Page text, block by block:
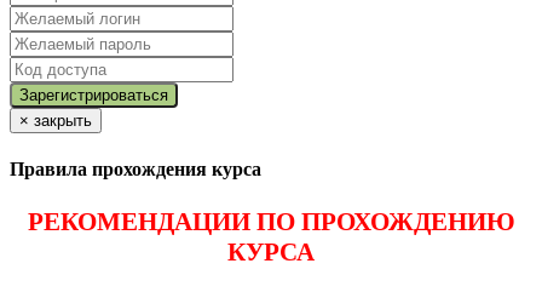
× закрыть
Правила прохождения курса
РЕКОМЕНДАЦИИ ПО ПРОХОЖДЕНИЮ
КУРСА